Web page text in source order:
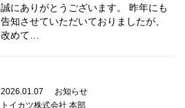
誠にありがとうございます。 昨年にも
告知させていただいておりましたが、
改めて…
2026.01.07
お知らせ
トイカツ株式会社 本部